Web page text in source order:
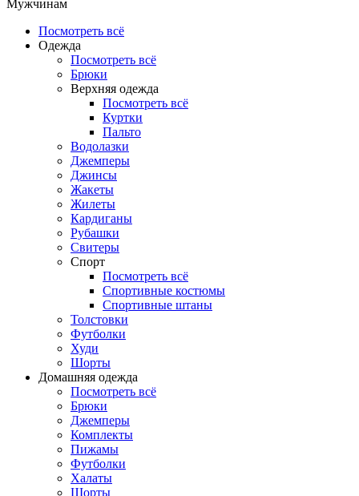
Мужчинам
Посмотреть всё
Одежда
Посмотреть всё
Брюки
Верхняя одежда
Посмотреть всё
Куртки
Пальто
Водолазки
Джемперы
Джинсы
Жакеты
Жилеты
Кардиганы
Рубашки
Свитеры
Спорт
Посмотреть всё
Спортивные костюмы
Спортивные штаны
Толстовки
Футболки
Худи
Шорты
Домашняя одежда
Посмотреть всё
Брюки
Джемперы
Комплекты
Пижамы
Футболки
Халаты
Шорты